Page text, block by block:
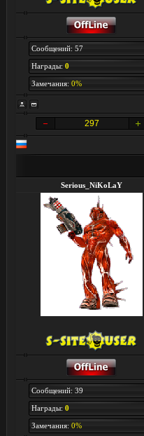
Сообщений: 57
Награды: 0
Замечания: 0%
297
Serious_NiKoLaY
Сообщений: 39
Награды: 0
Замечания: 0%